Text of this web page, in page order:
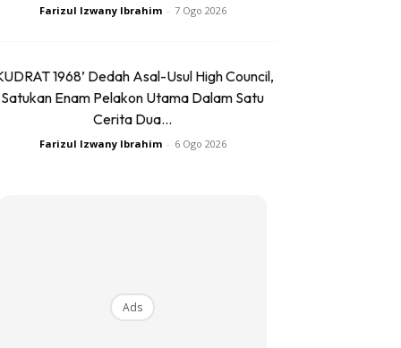
Farizul Izwany Ibrahim - 7 Ogo 2026
1968’ Dedah Asal-Usul High Council,
Satukan Enam Pelakon Utama Dalam Satu
Cerita Dua...
Farizul Izwany Ibrahim - 6 Ogo 2026
Ads